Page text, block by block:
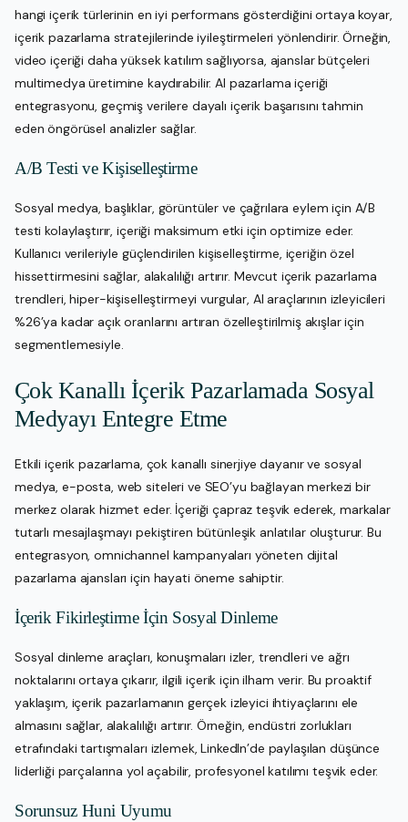
hangi içerik türlerinin en iyi performans gösterdiğini ortaya koyar,
içerik pazarlama stratejilerinde iyileştirmeleri yönlendirir. Örneğin,
video içeriği daha yüksek katılım sağlıyorsa, ajanslar bütçeleri
multimedya üretimine kaydırabilir. AI pazarlama içeriği
entegrasyonu, geçmiş verilere dayalı içerik başarısını tahmin
eden öngörüsel analizler sağlar.
A/B Testi ve Kişiselleştirme
Sosyal medya, başlıklar, görüntüler ve çağrılara eylem için A/B
testi kolaylaştırır, içeriği maksimum etki için optimize eder.
Kullanıcı verileriyle güçlendirilen kişiselleştirme, içeriğin özel
hissettirmesini sağlar, alakalılığı artırır. Mevcut içerik pazarlama
trendleri, hiper-kişiselleştirmeyi vurgular, AI araçlarının izleyicileri
%26’ya kadar açık oranlarını artıran özelleştirilmiş akışlar için
segmentlemesiyle.
Çok Kanallı İçerik Pazarlamada Sosyal
Medyayı Entegre Etme
Etkili içerik pazarlama, çok kanallı sinerjiye dayanır ve sosyal
medya, e-posta, web siteleri ve SEO’yu bağlayan merkezi bir
merkez olarak hizmet eder. İçeriği çapraz teşvik ederek, markalar
tutarlı mesajlaşmayı pekiştiren bütünleşik anlatılar oluşturur. Bu
entegrasyon, omnichannel kampanyaları yöneten dijital
pazarlama ajansları için hayati öneme sahiptir.
İçerik Fikirleştirme İçin Sosyal Dinleme
Sosyal dinleme araçları, konuşmaları izler, trendleri ve ağrı
noktalarını ortaya çıkarır, ilgili içerik için ilham verir. Bu proaktif
yaklaşım, içerik pazarlamanın gerçek izleyici ihtiyaçlarını ele
almasını sağlar, alakalılığı artırır. Örneğin, endüstri zorlukları
etrafındaki tartışmaları izlemek, LinkedIn’de paylaşılan düşünce
liderliği parçalarına yol açabilir, profesyonel katılımı teşvik eder.
Sorunsuz Huni Uyumu